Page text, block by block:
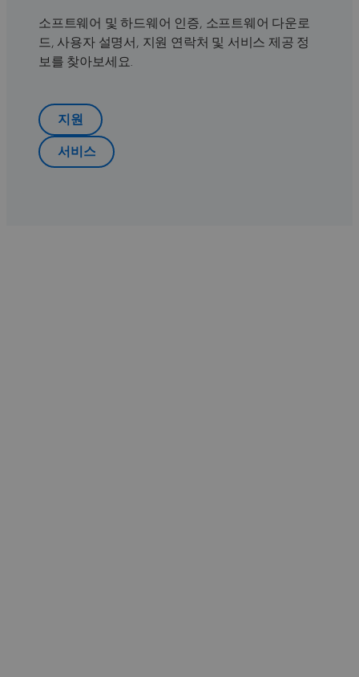
소프트웨어 및 하드웨어 인증, 소프트웨어 다운로
드, 사용자 설명서, 지원 연락처 및 서비스 제공 정
보를 찾아보세요.
지원
서비스